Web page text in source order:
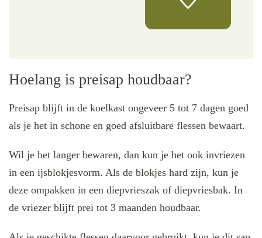
Hoelang is preisap houdbaar?
Preisap blijft in de koelkast ongeveer 5 tot 7 dagen goed
als je het in schone en goed afsluitbare flessen bewaart.
Wil je het langer bewaren, dan kun je het ook invriezen
in een ijsblokjesvorm. Als de blokjes hard zijn, kun je
deze ompakken in een diepvrieszak of diepvriesbak. In
de vriezer blijft prei tot 3 maanden houdbaar.